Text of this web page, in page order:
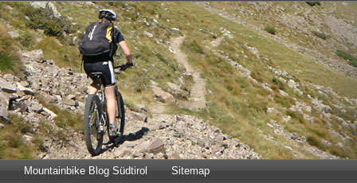
Mountainbike Blog Südtirol Sitemap